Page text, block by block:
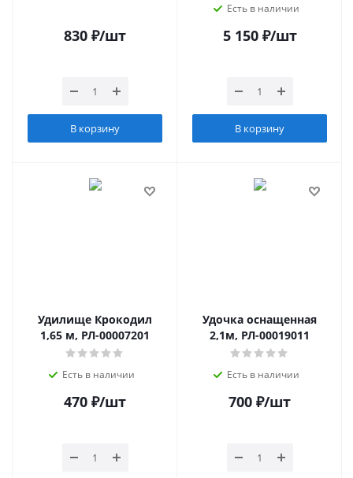
830 ₽/шт
В корзину
Есть в наличии
5 150₽/шт
В корзину
Удилище Крокодил
1,65 м, РЛ-00007201
Есть в наличии
470 ₽/шт
Удочка оснащенная
2,1м, РЛ-00019011
Есть в наличии
700 ₽/шт